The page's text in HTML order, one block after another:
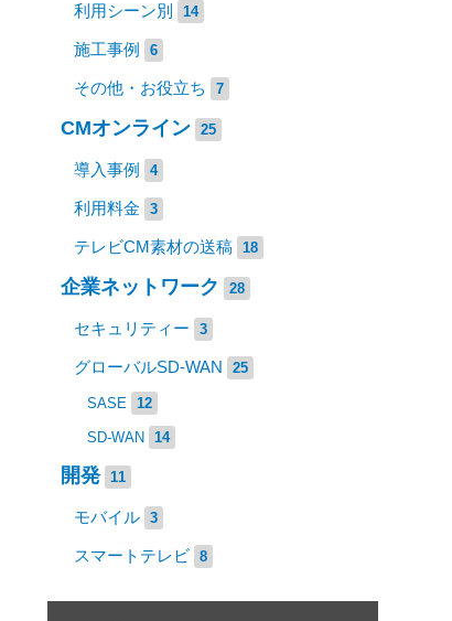
利用シーン別 14
施工事例 6
その他・お役立ち 7
CMオンライン 25
導入事例 4
利用料金 3
テレビCM素材の送稿 18
企業ネットワーク 28
セキュリティー 3
グローバルSD-WAN 25
SASE 12
SD-WAN 14
開発 11
モバイル 3
スマートテレビ 8